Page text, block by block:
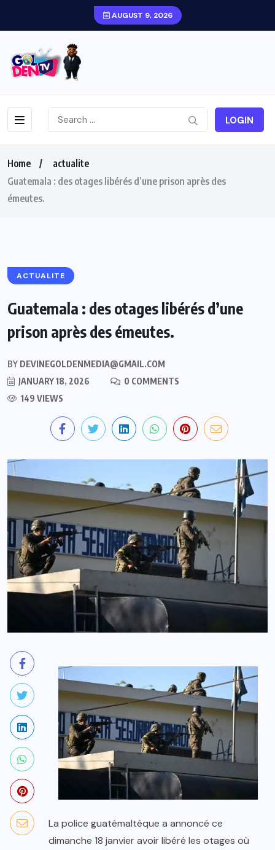
AUGUST 9, 2026
LOGIN
Home
actualite
Guatemala : des otages libérés d’une prison après des
émeutes.
ACTUALITE
Guatemala : des otages libérés d’une
prison après des émeutes.
BY DEVINEGOLDENMEDIA@GMAIL.COM
JANUARY 18, 2026
0 COMMENTS
149 VIEWS
La police guatémaltèque a annoncé ce
dimanche 18 janvier avoir libéré les otages où